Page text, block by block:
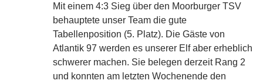
Mit einem 4:3 Sieg über den Moorburger TSV
behauptete unser Team die gute
Tabellenposition (5. Platz). Die Gäste von
Atlantik 97 werden es unserer Elf aber erheblich
schwerer machen. Sie belegen derzeit Rang 2
und konnten am letzten Wochenende den